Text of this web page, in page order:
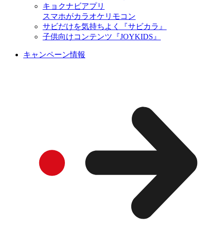
キョクナビアプリ
スマホがカラオケリモコン
サビだけを気持ちよく『サビカラ』
子供向けコンテンツ『JOYKIDS』
キャンペーン情報